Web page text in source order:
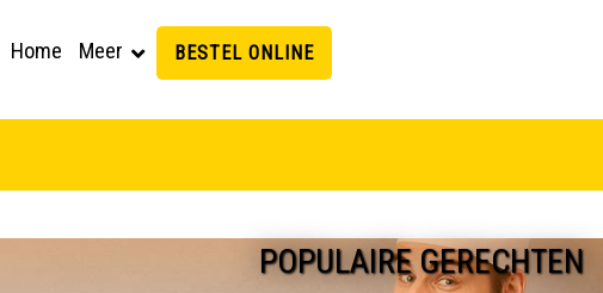
Home Meer BESTEL ONLINE
POPULAIRE GERECHTEN